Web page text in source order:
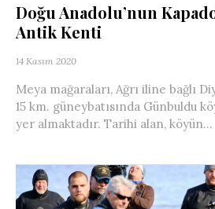
Doğu Anadolu’nun
Antik Kenti
14 Kasım 2020
Meya mağaraları, Ağrı iline bağlı
15 km. güneybatısında Günbuldu
yer almaktadır. Tarihi alan, köyün...